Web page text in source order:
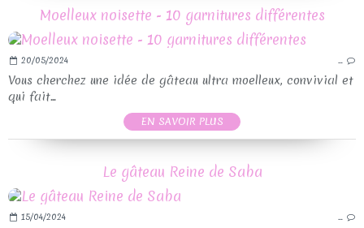
Moelleux noisette - 10 garnitures différentes
20/05/2024 …
Vous cherchez une idée de gâteau ultra moelleux, convivial et
qui fait...
EN SAVOIR PLUS
Le gâteau Reine de Saba
15/04/2024 …